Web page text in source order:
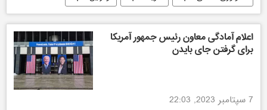
اعلام آمادگی معاون رئیس جمهور آمریکا
برای گرفتن جای بایدن
7 سپتامبر 2023, 22:03